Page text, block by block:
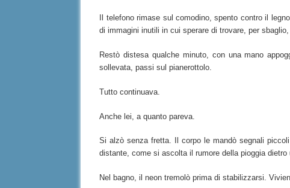
Il telefono rimase sul comodino, spento contro il
di immagini inutili in cui sperare di trovare, per
Restò distesa qualche minuto, con una mano
sollevata, passi sul pianerottolo.
Tutto continuava.
Anche lei, a quanto pareva.
Si alzò senza fretta. Il corpo le mandò segnali
distante, come si ascolta il rumore della pioggia dietro
Nel bagno, il neon tremolò prima di stabilizzarsi.